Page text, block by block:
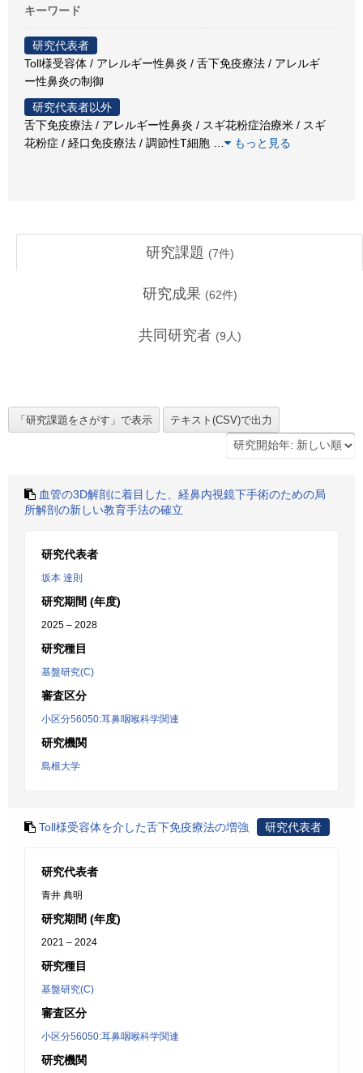
キーワード
研究代表者
Toll様受容体 / アレルギー性鼻炎 / 舌下免疫療法 / アレルギ
ー性鼻炎の制御
研究代表者以外
舌下免疫療法 / アレルギー性鼻炎 / スギ花粉症治療米 / スギ
花粉症 / 経口免疫療法 / 調節性T細胞
もっと見る
研究課題 (7件)
研究成果 (62件)
共同研究者 (9 人)
血管の3D解剖に着目した、経鼻内視鏡下手術のための局
所解剖の新しい教育手法の確立
研究代表者
坂本 達則
研究期間 (年度)
2025 – 2028
研究種目
基盤研究(C)
審査区分
小区分56050:耳鼻咽喉科学関連
研究機関
島根大学
Toll様受容体を介した舌下免疫療法の増強 研究代表者
研究代表者
青井 典明
研究期間 (年度)
2021 – 2024
研究種目
基盤研究(C)
審査区分
小区分56050:耳鼻咽喉科学関連
研究機関